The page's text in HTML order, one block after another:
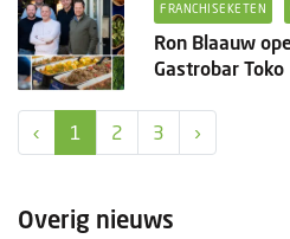
FRANCHISEKETEN
Ron Blaauw
Gastrobar Toko
‹ 1 2 3 ›
Overig nieuws